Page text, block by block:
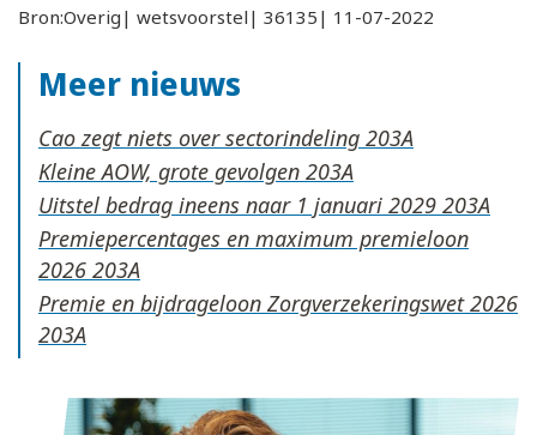
Bron:Overig| wetsvoorstel| 36135| 11-07-2022
Meer nieuws
Cao zegt niets over sectorindeling
Kleine AOW, grote gevolgen
Uitstel bedrag ineens naar 1 januari 2029
Premiepercentages en maximum premieloon
2026
Premie en bijdrageloon Zorgverzekeringswet 2026